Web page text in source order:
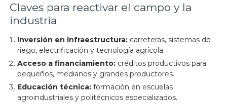
Claves para reactivar el campo y la
industria
Inversión en infraestructura:carreteras, sistemas de
riego, electrificación y tecnología agrícola.
Acceso a financiamiento:créditos productivos para
pequeños, medianos y grandes productores.
Educación técnica:formación en escuelas
agroindustriales y politécnicos especializados.